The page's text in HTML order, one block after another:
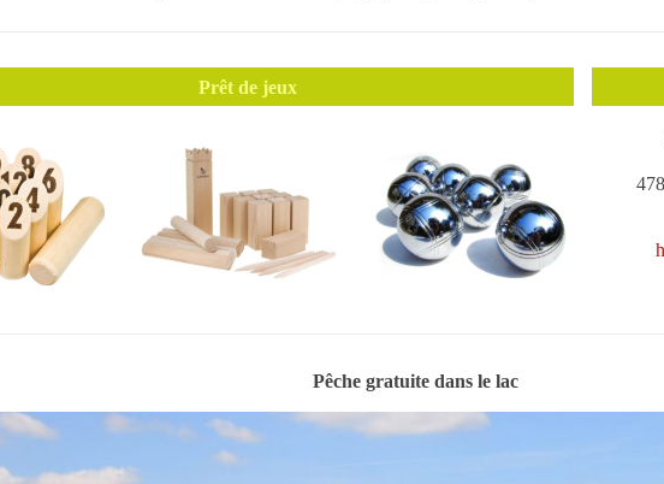
Prêt de jeux
Pêche gratuite dans le lac